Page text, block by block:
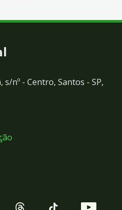
s/nº - Centro, Santos - SP,